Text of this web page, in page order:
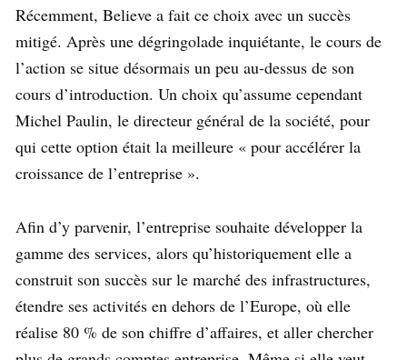
Récemment, Believe a fait ce choix avec un succès
mitigé. Après une dégringolade inquiétante, le cours de
l’action se situe désormais un peu au-dessus de son
cours d’introduction. Un choix qu’assume cependant
Michel Paulin, le directeur général de la société, pour
qui cette option était la meilleure « pour accélérer la
croissance de l’entreprise ».
Afin d’y parvenir, l’entreprise souhaite développer la
gamme des services, alors qu’historiquement elle a
construit son succès sur le marché des infrastructures,
étendre ses activités en dehors de l’Europe, où elle
réalise 80 % de son chiffre d’affaires, et aller chercher